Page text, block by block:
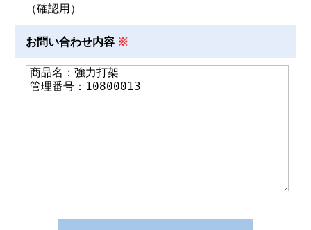
（確認用）
お問い合わせ内容